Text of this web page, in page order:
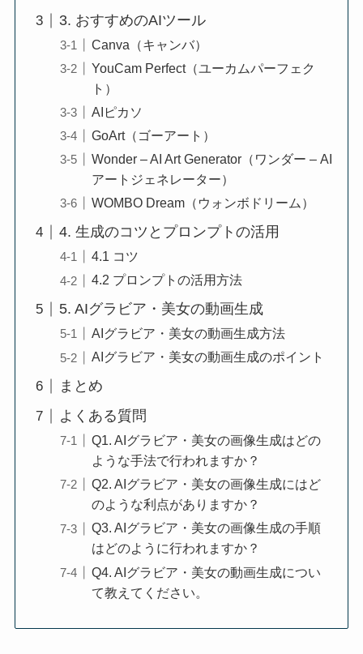
3. おすすめのAIツール
Canva（キャンバ）
YouCam Perfect（ユーカムパーフェク
ト）
AIピカソ
GoArt（ゴーアート）
Wonder – AI Art Generator（ワンダー – AI
アートジェネレーター）
WOMBO Dream（ウォンボドリーム）
4. 生成のコツとプロンプトの活用
4.1 コツ
4.2 プロンプトの活用方法
5. AIグラビア・美女の動画生成
AIグラビア・美女の動画生成方法
AIグラビア・美女の動画生成のポイント
まとめ
よくある質問
Q1. AIグラビア・美女の画像生成はどの
ような手法で行われますか？
Q2. AIグラビア・美女の画像生成にはど
のような利点がありますか？
Q3. AIグラビア・美女の画像生成の手順
はどのように行われますか？
Q4. AIグラビア・美女の動画生成につい
て教えてください。